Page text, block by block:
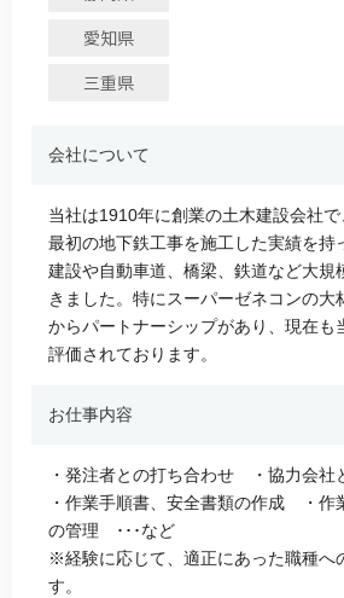
愛知県
三重県
会社について
当社は1910年に創業の土木建設会社
最初の地下鉄工事を施工した実績を持
建設や自動車道、橋梁、鉄道など大規
きました。特にスーパーゼネコンの大
からパートナーシップがあり、現在も
評価されております。
お仕事内容
・発注者との打ち合わせ ・協力会社
・作業手順書、安全書類の作成 ・作
の管理 ･･･など
※経験に応じて、適正にあった職種へ
す。